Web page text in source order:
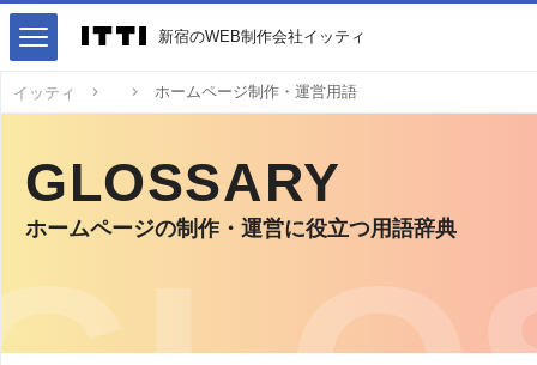
イッティ ホームページ制作・運営用語
GLOSSARY
ホームページの制作・運営に役立つ用語辞典
新宿のWEB制作会社イッティ